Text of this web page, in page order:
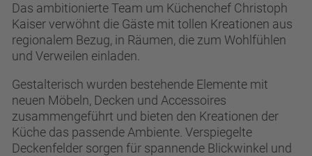
Das ambitionierte Team um Küchenchef Christoph
Kaiser verwöhnt die Gäste mit tollen Kreationen aus
regionalem Bezug, in Räumen, die zum Wohlfühlen
und Verweilen einladen.
Gestalterisch wurden bestehende Elemente mit
neuen Möbeln, Decken und Accessoires
zusammengeführt und bieten den Kreationen der
Küche das passende Ambiente. Verspiegelte
Deckenfelder sorgen für spannende Blickwinkel und